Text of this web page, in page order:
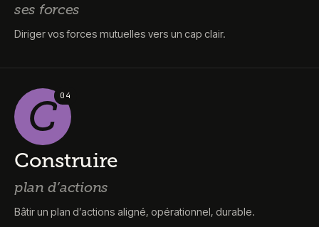
ses forces
Diriger vos forces mutuelles vers un cap clair.
C 0 4
Construire
plan d’actions
Bâtir un plan d’actions aligné, opérationnel, durable.